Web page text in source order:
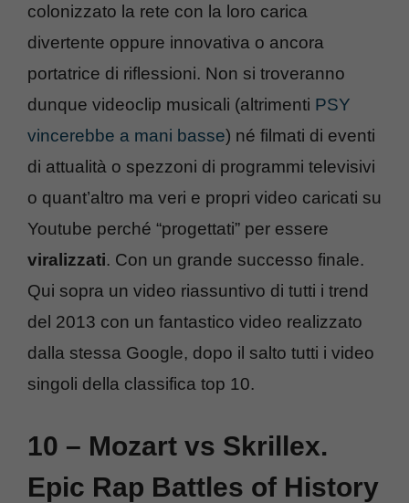
colonizzato la rete con la loro carica
divertente oppure innovativa o ancora
portatrice di riflessioni. Non si troveranno
dunque videoclip musicali (altrimenti PSY
vincerebbe a mani basse) né filmati di eventi
di attualità o spezzoni di programmi televisivi
o quant’altro ma veri e propri video caricati su
Youtube perché “progettati” per essere
viralizzati. Con un grande successo finale.
Qui sopra un video riassuntivo di tutti i trend
del 2013 con un fantastico video realizzato
dalla stessa Google, dopo il salto tutti i video
singoli della classifica top 10.
10 – Mozart vs Skrillex.
Epic Rap Battles of History